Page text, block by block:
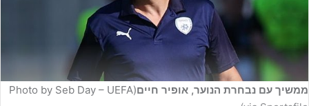
ממשיך עם נבחרת הנוער, אופיר חיים (Photo by Seb Day – UEFA